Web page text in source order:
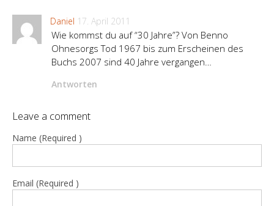
Daniel 17. April 2011
Wie kommst du auf “30 Jahre”? Von Benno
Ohnesorgs Tod 1967 bis zum Erscheinen des
Buchs 2007 sind 40 Jahre vergangen…
Antworten
Leave a comment
Name (Required )
Email (Required )